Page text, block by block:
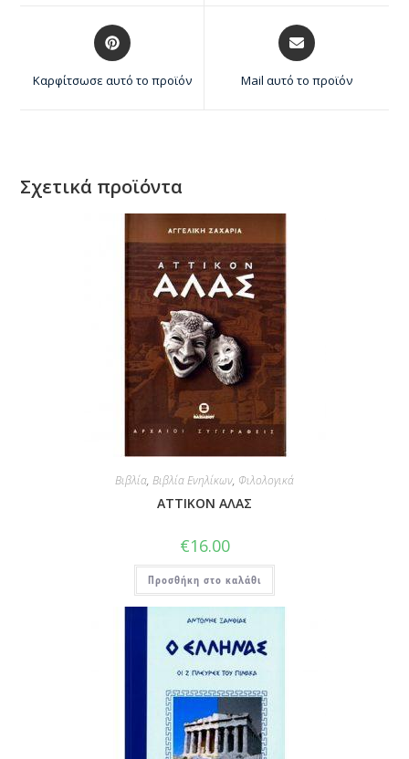
Καρφίτσωσε αυτό το προϊόν Mail αυτό το προϊόν
Σχετικά προϊόντα
Βιβλία, Βιβλία Ενηλίκων, Φιλολογικά
ΑΤΤΙΚΟΝ ΑΛΑΣ
€16.00
Προσθήκη στο καλάθι